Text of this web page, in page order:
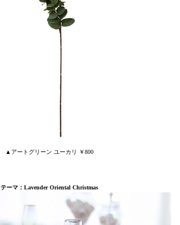
▲アートグリーン ユーカリ ￥800
テーマ：Lavender Oriental Christmas